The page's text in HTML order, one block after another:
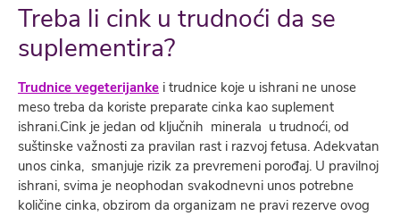
Treba li cink u trudnoći da se
suplementira?
Trudnice vegeterijanke i trudnice koje u ishrani ne unose
meso treba da koriste preparate cinka kao suplement
ishrani.Cink je jedan od ključnih minerala u trudnoći, od
suštinske važnosti za pravilan rast i razvoj fetusa. Adekvatan
unos cinka, smanjuje rizik za prevremeni porođaj. U pravilnoj
ishrani, svima je neophodan svakodnevni unos potrebne
količine cinka, obzirom da organizam ne pravi rezerve ovog